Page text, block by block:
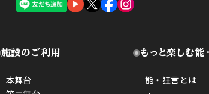
施設のご利用
本舞台
もっと楽しむ能
能・狂言とは